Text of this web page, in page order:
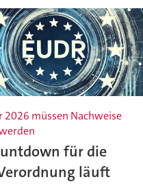
2026 müssen Nachweise
für die
läuft